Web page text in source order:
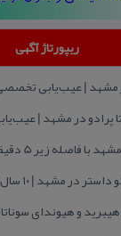
ریپورتاژ آگهی
در مشهد | عیب‌یابی
پرادو در مشهد |
زیر 5 دقیقه تا حرم
| ۱۰ سال تجربه و امداد خودرو
و هیوندای